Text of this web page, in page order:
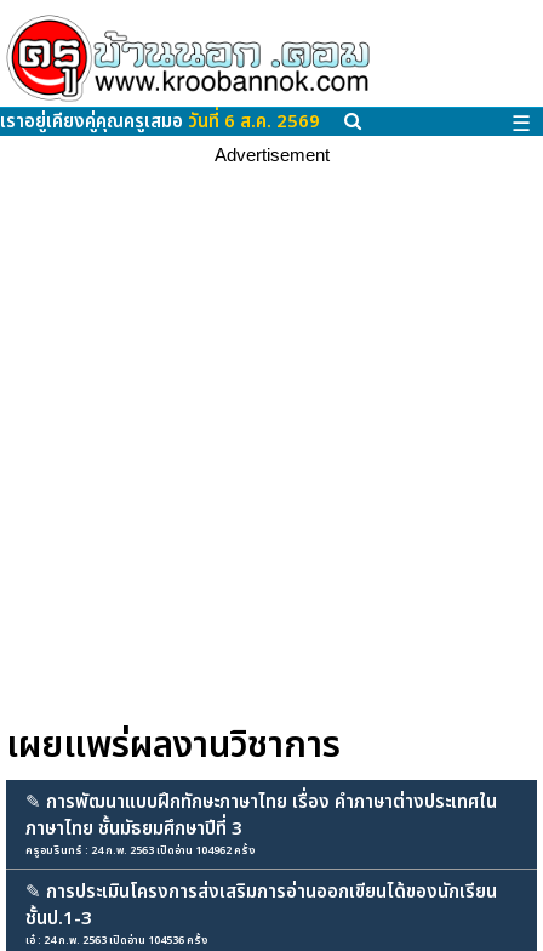
เราอยู่เคียงคู่คุณครูเสมอ วันที่ 6 ส.ค. 2569 ☰
Advertisement
เผยแพร่ผลงานวิชาการ
✎ การพัฒนาแบบฝึกทักษะภาษาไทย เรื่อง คำภาษาต่างประเทศใน
ภาษาไทย ชั้นมัธยมศึกษาปีที่ 3
ครูอมรินทร์ : 24 ก.พ. 2563 เปิดอ่าน 104962 ครั้ง
✎ การประเมินโครงการส่งเสริมการอ่านออกเขียนได้ของนักเรียน
ชั้นป.1-3
เอ๋ : 24 ก.พ. 2563 เปิดอ่าน 104536 ครั้ง